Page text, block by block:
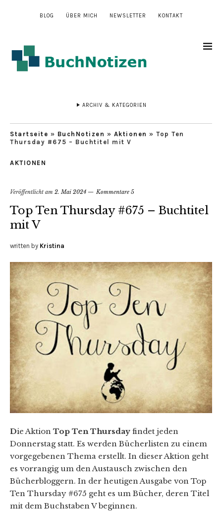
BLOG ÜBER MICH NEWSLETTER KONTAKT
ARCHIV & KATEGORIEN
Startseite » BuchNotizen » Aktionen » Top Ten
Thursday #675 – Buchtitel mit V
AKTIONEN
Veröffentlicht am 2. Mai 2024 Kommentare 5
Top Ten Thursday #675 – Buchtitel
mit V
written by Kristina
Die Aktion Top Ten Thursday findet jeden
Donnerstag statt. Es werden Bücherlisten zu einem
vorgegebenen Thema erstellt. In dieser Aktion geht
es vorrangig um den Austausch zwischen den
Bücherbloggern. In der heutigen Ausgabe von Top
Ten Thursday #675 geht es um Bücher, deren Titel
mit dem Buchstaben V beginnen.